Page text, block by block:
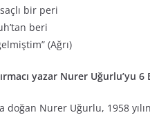
bir peri
beri
(Ağrı)
yazar Nurer Uğurlu’yu
doğan Nurer Uğurlu, 1958